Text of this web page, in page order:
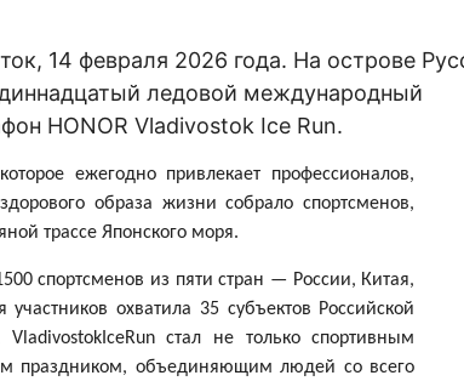
14 февраля 2026 года. На острове
ледовой международный
HONOR Vladivostok Ice Run.
ежегодно привлекает профессионалов,
образа жизни собрало спортсменов,
трассе Японского моря.
спортсменов из пяти стран — России, Китая,
охватила 35 субъектов Российской
стал не только спортивным
праздником, объединяющим людей со всего